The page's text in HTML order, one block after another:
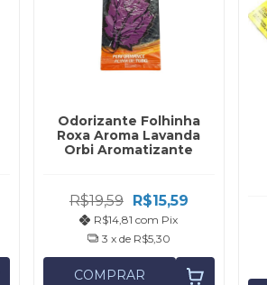
Odorizante Folhinha
Roxa Aroma Lavanda
Orbi Aromatizante
R$19,59 R$15,59
R$14,81com Pix
3 x de R$5,30
COMPRAR